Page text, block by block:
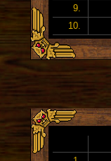
9.
10.